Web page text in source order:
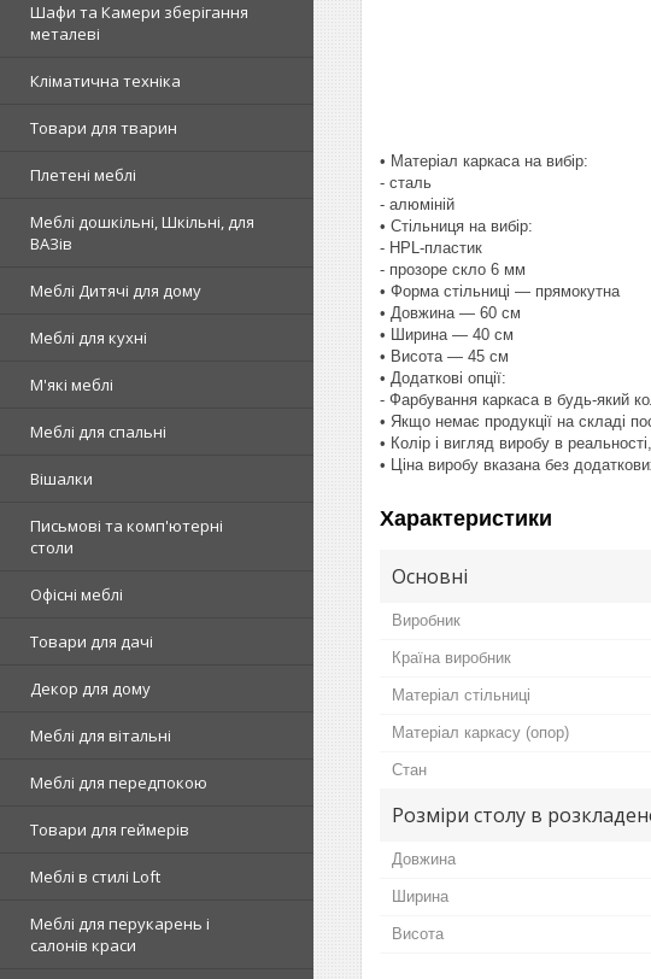
Шафи та Камери зберігання
металеві
Кліматична техніка
Товари для тварин
Плетені меблі
Меблі дошкільні, Шкільні, для
ВАЗів
Меблі Дитячі для дому
Меблі для кухні
М'які меблі
Меблі для спальні
Вішалки
Письмові та комп'ютерні
столи
Офісні меблі
Товари для дачі
Декор для дому
Меблі для вітальні
Меблі для передпокою
Товари для геймерів
Меблі в стилі Loft
Меблі для перукарень і
салонів краси
• Матеріал каркаса на вибір:
- сталь
- алюміній
• Стільниця на вибір:
- HPL-пластик
- прозоре скло 6 мм
• Форма стільниці — прямокутна
• Довжина — 60 см
• Ширина — 40 см
• Висота — 45 см
• Додаткові опції:
- Фарбування каркаса в будь-який
• Якщо немає продукції на складі
• Колір і вигляд виробу в
• Ціна виробу вказана без
Характеристики
Основні
Виробник
Країна виробник
Матеріал стільниці
Матеріал каркасу (опор)
Стан
Розміри столу в
Довжина
Ширина
Висота